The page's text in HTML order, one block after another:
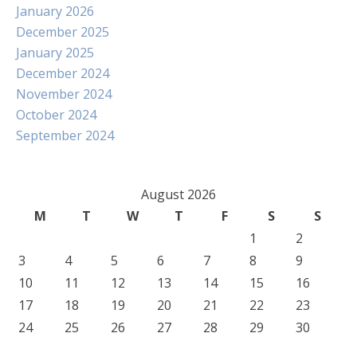
January 2026
December 2025
January 2025
December 2024
November 2024
October 2024
September 2024
August 2026
M
T W T F S
S
1
2
3
4 5 6 7 8
9
10
11 12 13 14 15
16
17
18 19 20 21 22
23
24
25 26 27 28 29
30